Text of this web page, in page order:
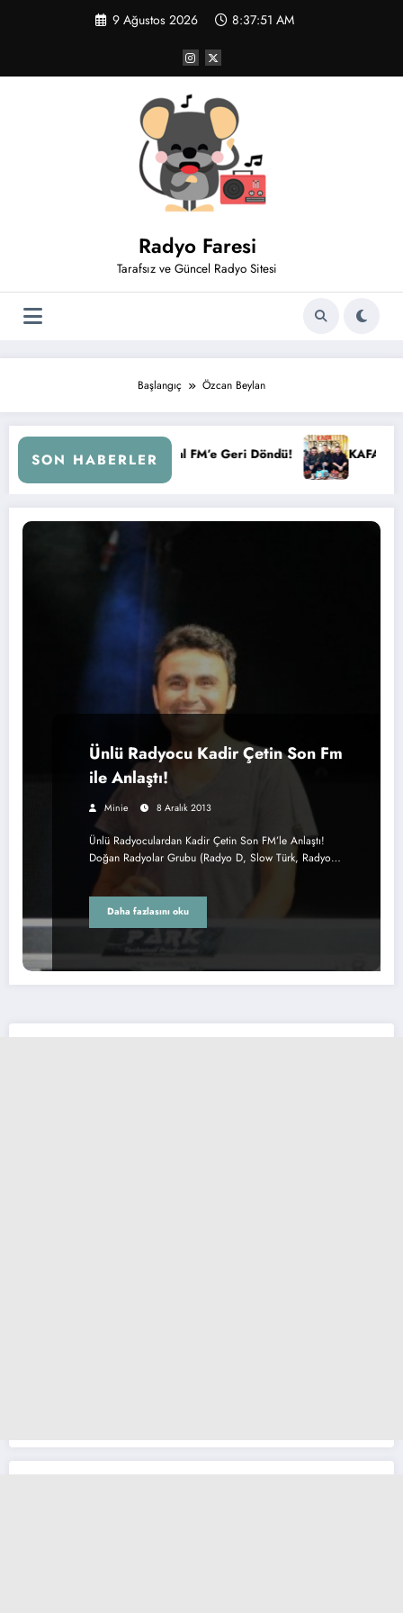
9 Ağustos 2026 8:37:51 AM
Radyo Faresi
Tarafsız ve Güncel Radyo Sitesi
Başlangıç Özcan Beylan
SON HABERLER
Çemberi ile Kral FM’e Geri Döndü! KAFA RADYO 6
Ünlü Radyocu Kadir Çetin Son Fm
ile Anlaştı!
Minie 8 Aralık 2013
Ünlü Radyoculardan Kadir Çetin Son FM’le Anlaştı!
Doğan Radyolar Grubu (Radyo D, Slow Türk, Radyo…
Daha fazlasını oku